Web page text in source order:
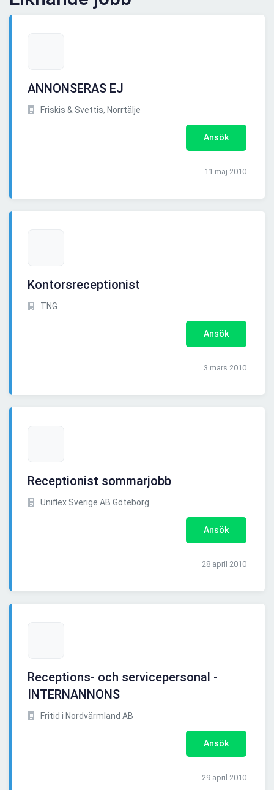
ANNONSERAS EJ
Friskis & Svettis, Norrtälje
Ansök
11 maj 2010
Kontorsreceptionist
TNG
Ansök
3 mars 2010
Receptionist sommarjobb
Uniflex Sverige AB Göteborg
Ansök
28 april 2010
Receptions- och servicepersonal -
INTERNANNONS
Fritid i Nordvärmland AB
Ansök
29 april 2010